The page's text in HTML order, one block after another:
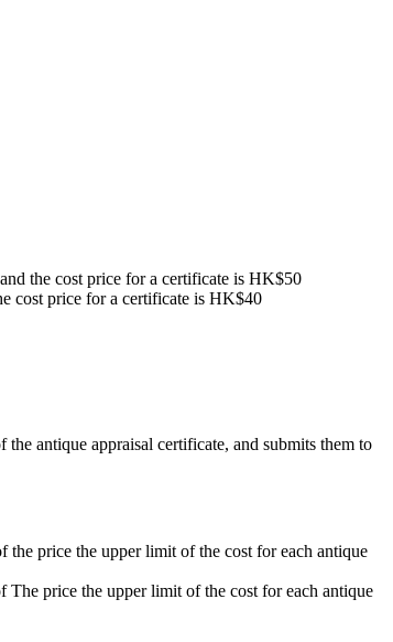
the cost price for a certificate is HK$50
cost price for a certificate is HK$40
antique appraisal certificate, and submits them to
price the upper limit of the cost for each antique
price the upper limit of the cost for each antique